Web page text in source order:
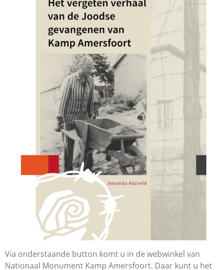
Via onderstaande button komt u in de webwinkel van
Nationaal Monument Kamp Amersfoort. Daar kunt u het